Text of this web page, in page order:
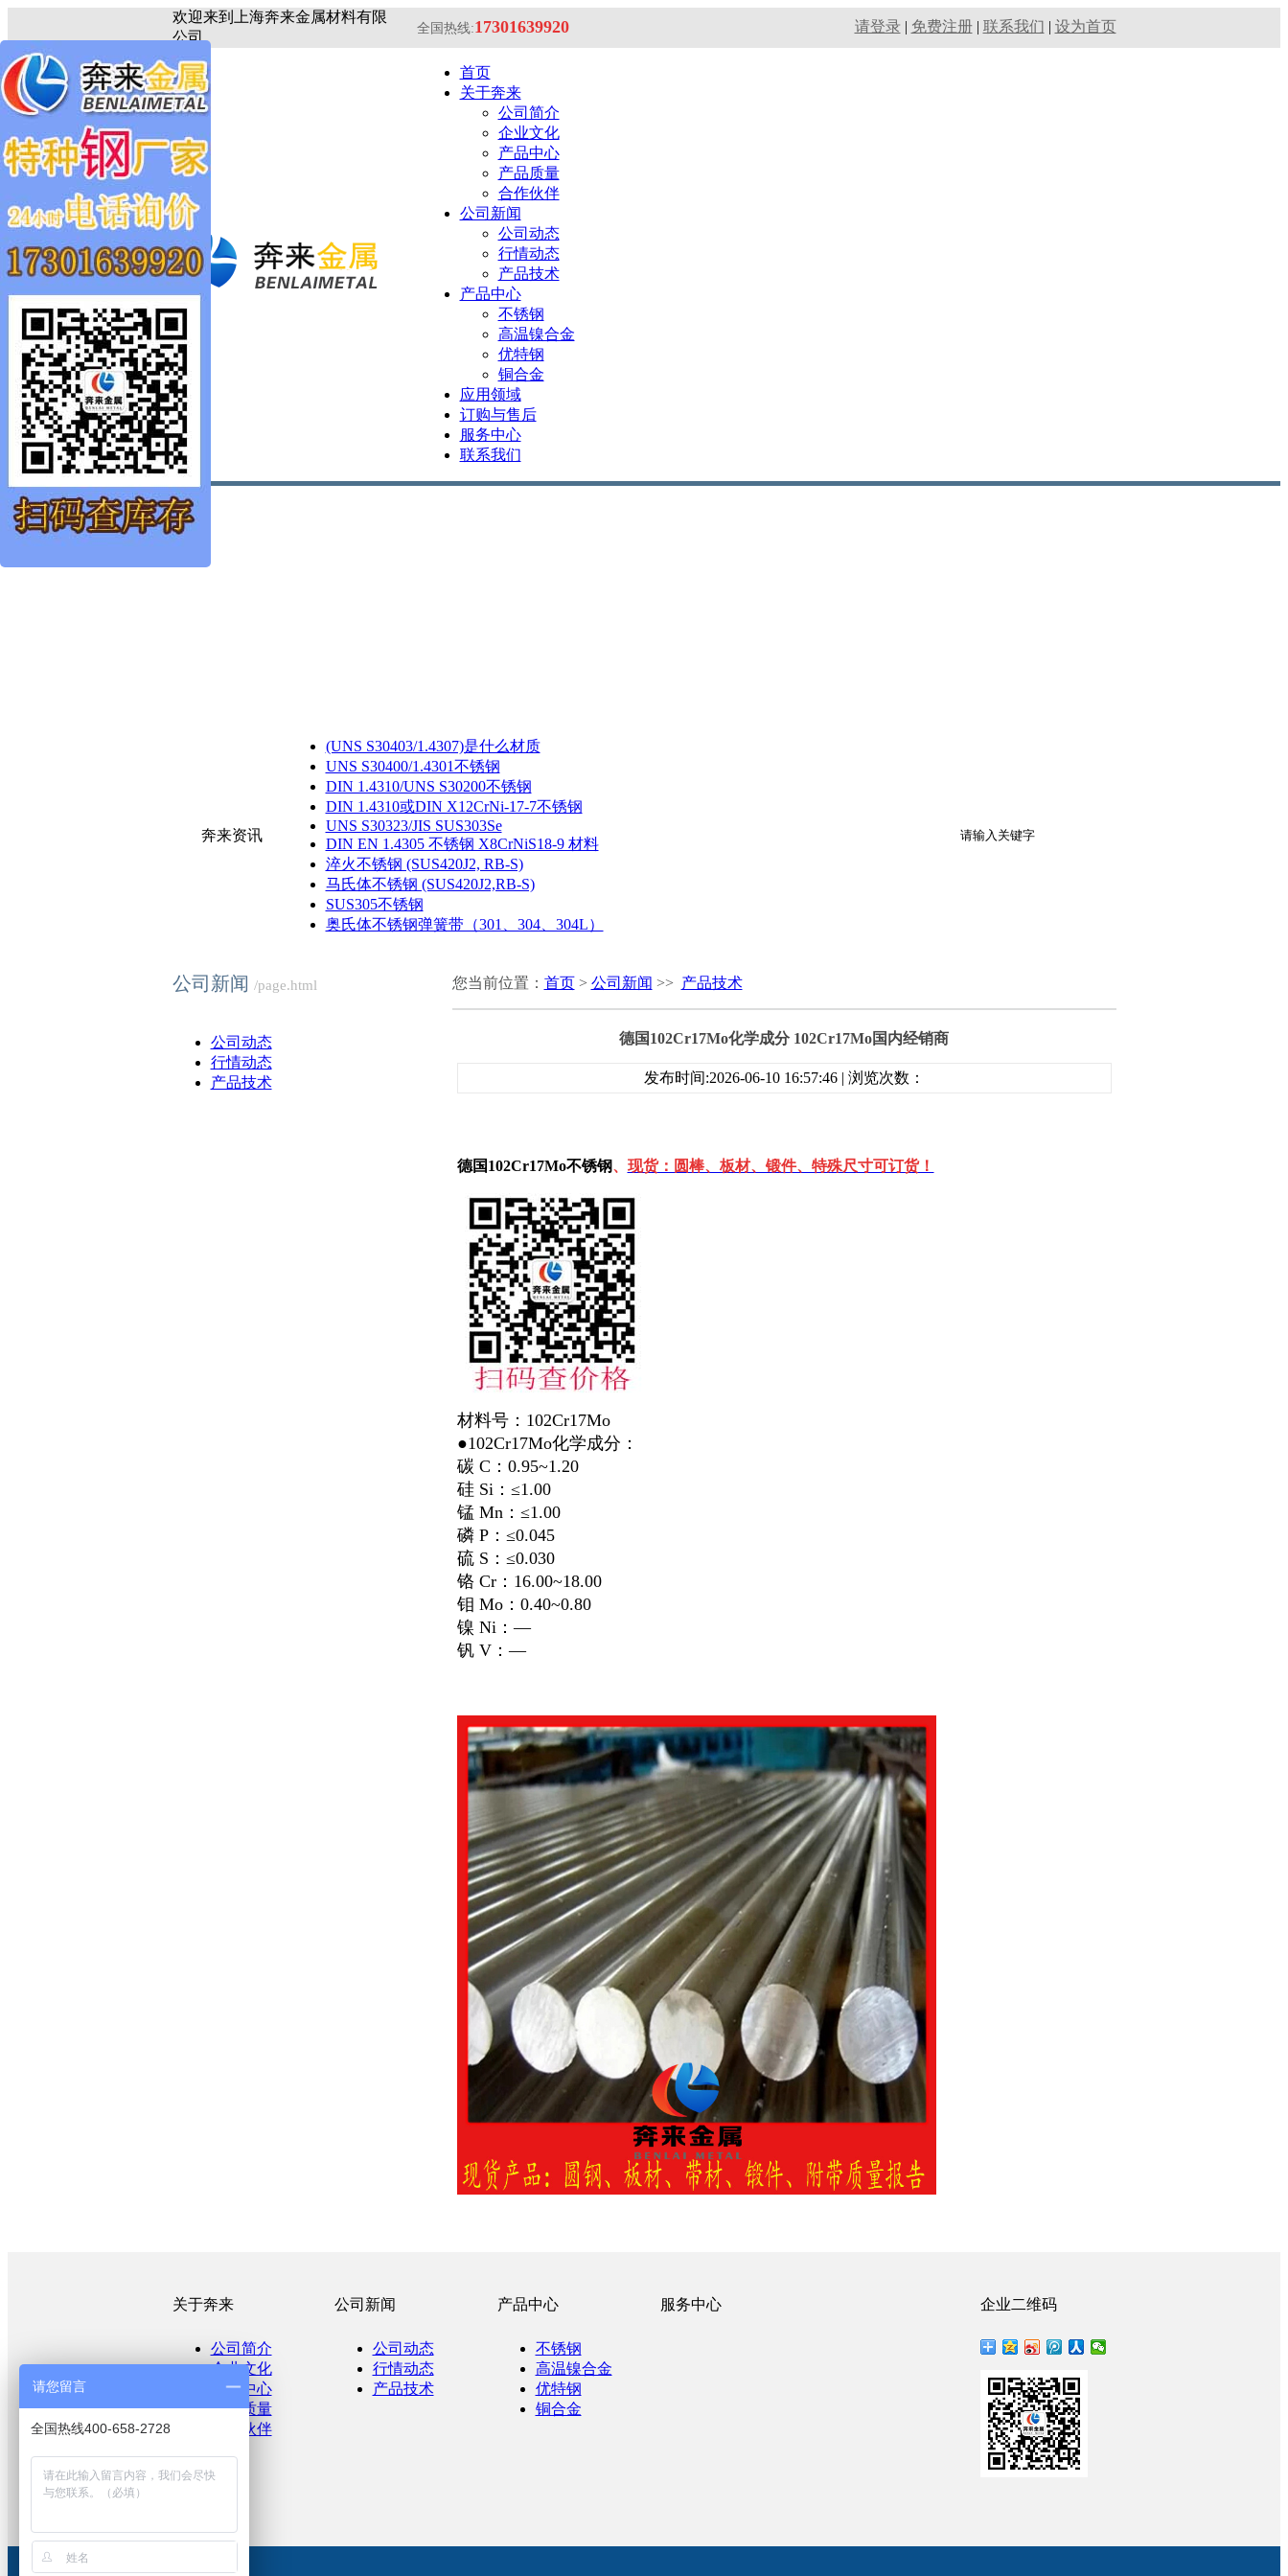
欢迎来到上海奔来金属材料有限
公司
全国热线:17301639920 请登录 | 免费注册| 联系我们 | 设为首页
首页
关于奔来
公司简介
企业文化
产品中心
产品质量
合作伙伴
公司新闻
公司动态
行情动态
产品技术
产品中心
不锈钢
高温镍合金
优特钢
铜合金
应用领域
订购与售后
服务中心
联系我们
奔来资讯
(UNS S30403/1.4307)是什么材质
UNS S30400/1.4301不锈钢
DIN 1.4310/UNS S30200不锈钢
DIN 1.4310或DIN X12CrNi-17-7不锈钢
UNS S30323/JIS SUS303Se
DIN EN 1.4305 不锈钢 X8CrNiS18-9 材料
淬火不锈钢 (SUS420J2, RB-S)
马氏体不锈钢 (SUS420J2,RB-S)
SUS305不锈钢
奥氏体不锈钢弹簧带（301、304、304L）
公司新闻 /page.html
公司动态
行情动态
产品技术
您当前位置： 首页> 公司新闻 >> 产品技术
德国102Cr17Mo化学成分 102Cr17Mo国内经销商
发布时间:2026-06-10 16:57:46 | 浏览次数：
德国102Cr17Mo不锈钢、 现货：圆棒、板材、锻件、特殊尺寸可订货！
材料号：102Cr17Mo
●102Cr17Mo化学成分：
碳 C：0.95~1.20
硅 Si：≤1.00
锰 Mn：≤1.00
磷 P：≤0.045
硫 S：≤0.030
铬 Cr：16.00~18.00
钼 Mo：0.40~0.80
镍 Ni：—
钒 V：—
关于奔来
公司简介
企业文化
产品中心
产品质量
合作伙伴
公司新闻
公司动态
行情动态
产品技术
产品中心
不锈钢
高温镍合金
优特钢
铜合金
服务中心 企业二维码
请您留言
全国热线400-658-2728